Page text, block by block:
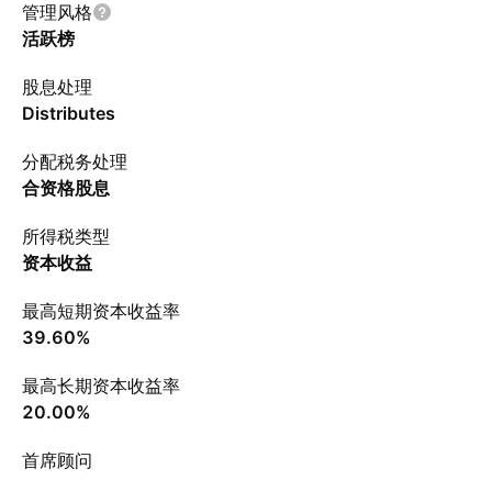
管理风格
活跃榜
股息处理
Distributes
分配税务处理
合资格股息
所得税类型
资本收益
最高短期资本收益率
39.60%
最高长期资本收益率
20.00%
首席顾问